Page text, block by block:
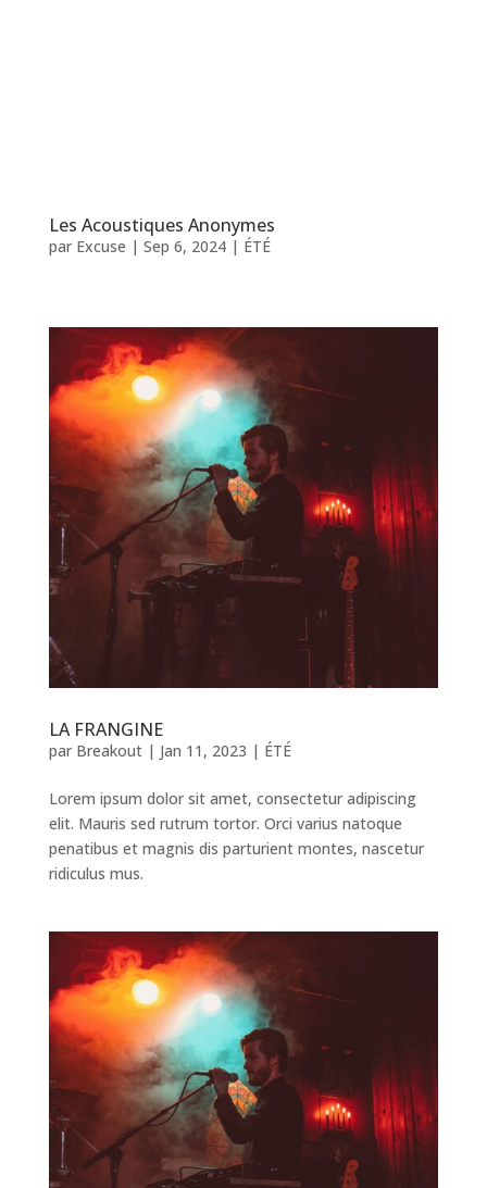
Les Acoustiques Anonymes
par Excuse | Sep 6, 2024| ÉTÉ
LA FRANGINE
par Breakout| Jan 11, 2023 | ÉTÉ
Lorem ipsum dolor sit amet, consectetur adipiscing
elit. Mauris sed rutrum tortor. Orci varius natoque
penatibus et magnis dis parturient montes, nascetur
ridiculus mus.